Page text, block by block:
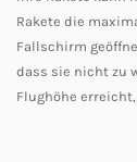
Rakete die
Fallschirm
dass sie nicht zu
Flughöhe